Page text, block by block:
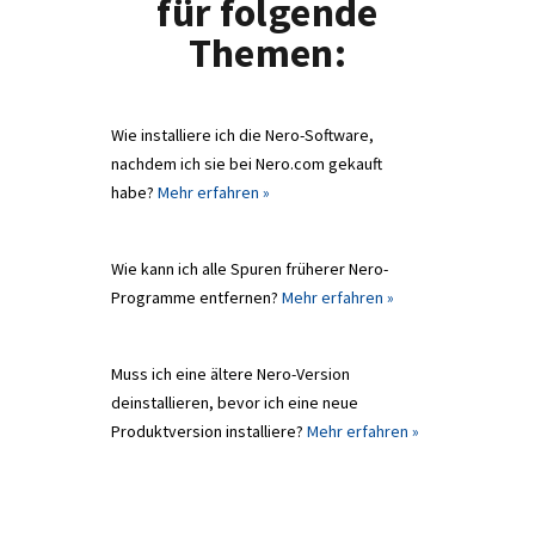
für folgende
Themen:
Wie installiere ich die Nero-Software,
nachdem ich sie bei Nero.com gekauft
habe? Mehr erfahren »
Wie kann ich alle Spuren früherer Nero-
Programme entfernen? Mehr erfahren »
Muss ich eine ältere Nero-Version
deinstallieren, bevor ich eine neue
Produktversion installiere? Mehr erfahren »